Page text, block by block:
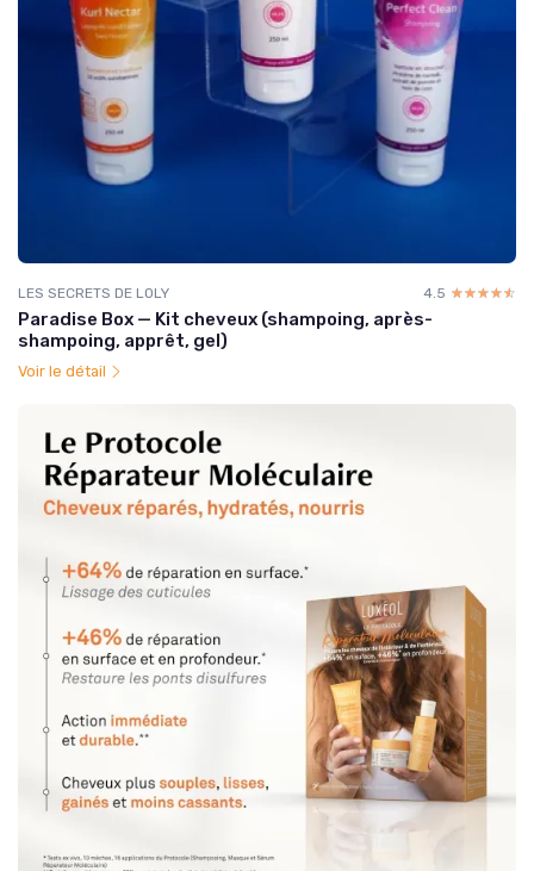
LES SECRETS DE LOLY 4.5 ☆☆☆☆☆
★★★★★
Paradise Box — Kit cheveux (shampoing, après-
shampoing, apprêt, gel)
Voir le détail